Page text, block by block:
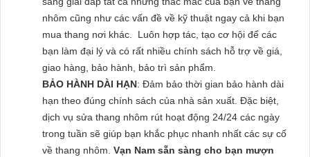
nhôm cũng như các vấn đề về kỹ thuật ngay cả khi bạn
mua thang nơi khác. Luôn hợp tác, tạo cơ hội để các
bạn làm đại lý và có rất nhiều chính sách hỗ trợ về giá,
giao hàng, bảo hành, bảo trì sản phẩm.
BẢO HÀNH DÀI HẠN: Đảm bảo thời gian bảo hành dài
hạn theo đúng chính sách của nhà sản xuất. Đặc biệt,
dịch vụ sửa thang nhôm rút hoạt động 24/24 các ngày
trong tuần sẽ giúp bạn khắc phục nhanh nhất các sự cố
về thang nhôm. Vạn Nam sẵn sàng cho bạn mượn